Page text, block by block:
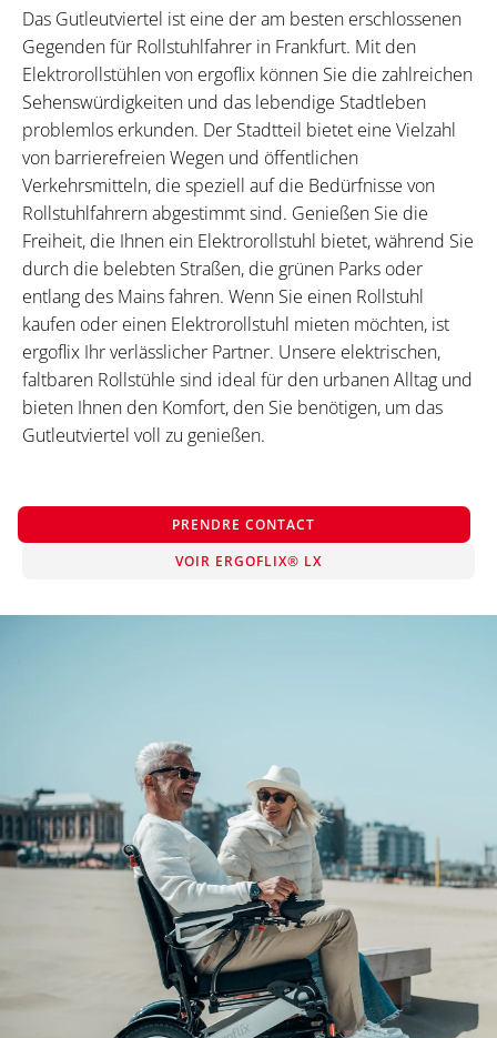
Das Gutleutviertel ist eine der am besten erschlossenen
Gegenden für Rollstuhlfahrer in Frankfurt. Mit den
Elektrorollstühlen von ergoflix können Sie die zahlreichen
Sehenswürdigkeiten und das lebendige Stadtleben
problemlos erkunden. Der Stadtteil bietet eine Vielzahl
von barrierefreien Wegen und öffentlichen
Verkehrsmitteln, die speziell auf die Bedürfnisse von
Rollstuhlfahrern abgestimmt sind. Genießen Sie die
Freiheit, die Ihnen ein Elektrorollstuhl bietet, während Sie
durch die belebten Straßen, die grünen Parks oder
entlang des Mains fahren. Wenn Sie einen Rollstuhl
kaufen oder einen Elektrorollstuhl mieten möchten, ist
ergoflix Ihr verlässlicher Partner. Unsere elektrischen,
faltbaren Rollstühle sind ideal für den urbanen Alltag und
bieten Ihnen den Komfort, den Sie benötigen, um das
Gutleutviertel voll zu genießen.
PRENDRE CONTACT
VOIR ERGOFLIX® LX